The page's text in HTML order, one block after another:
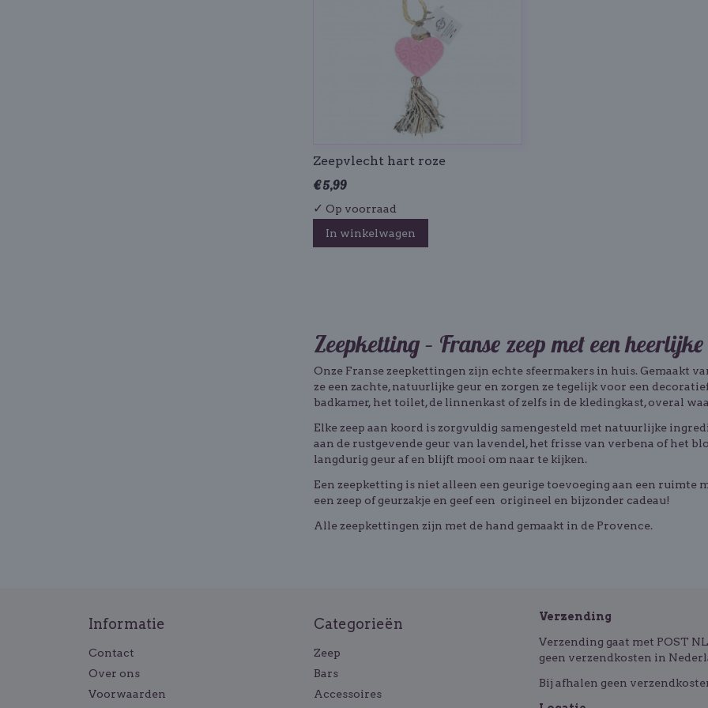
Zeepvlecht hart roze
€ 5,99
✓ Op voorraad
In winkelwagen
Zeepketting – Franse zeep met een
Onze Franse zeepkettingen zijn echte sfeermakers in huis. Gemaakt
ze een zachte, natuurlijke geur en zorgen ze tegelijk voor een
badkamer, het toilet, de linnenkast of zelfs in de kledingkast, overal
Elke zeep aan koord is zorgvuldig samengesteld met natuurlijke
aan de rustgevende geur van lavendel, het frisse van verbena of het
langdurig geur af en blijft mooi om naar te kijken.
Een zeepketting is niet alleen een geurige toevoeging aan een ruimte
een zeep of geurzakje en geef een origineel en bijzonder cadeau!
Alle zeepkettingen zijn met de hand gemaakt in de Provence.
Informatie
Contact
Over ons
Voorwaarden
Categorieën
Zeep
Bars
Accessoires
Verzending
Verzending gaat met POST
geen verzendkosten in
Bij afhalen geen